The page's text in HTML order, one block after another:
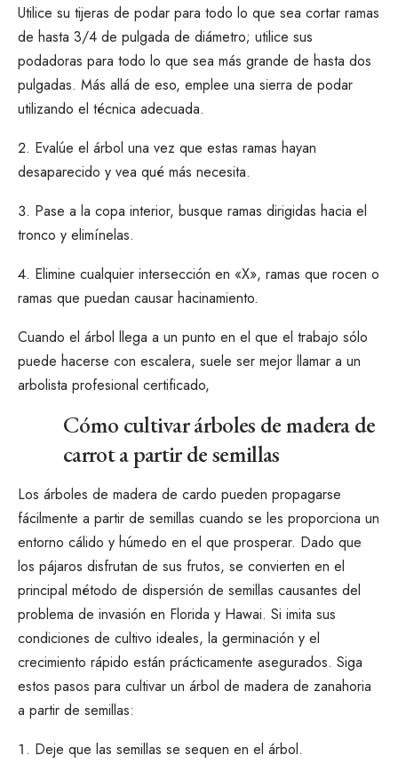
Utilice su tijeras de podar para todo lo que sea cortar ramas
de hasta 3/4 de pulgada de diámetro; utilice sus
podadoras para todo lo que sea más grande de hasta dos
pulgadas. Más allá de eso, emplee una sierra de podar
utilizando el técnica adecuada.
Evalúe el árbol una vez que estas ramas hayan
desaparecido y vea qué más necesita.
Pase a la copa interior, busque ramas dirigidas hacia el
tronco y elimínelas.
Elimine cualquier intersección en «X», ramas que rocen o
ramas que puedan causar hacinamiento.
Cuando el árbol llega a un punto en el que el trabajo sólo
puede hacerse con escalera, suele ser mejor llamar a un
arbolista profesional certificado,
Cómo cultivar árboles de madera de
carrot a partir de semillas
Los árboles de madera de cardo pueden propagarse
fácilmente a partir de semillas cuando se les proporciona un
entorno cálido y húmedo en el que prosperar. Dado que
los pájaros disfrutan de sus frutos, se convierten en el
principal método de dispersión de semillas causantes del
problema de invasión en Florida y Hawai. Si imita sus
condiciones de cultivo ideales, la germinación y el
crecimiento rápido están prácticamente asegurados. Siga
estos pasos para cultivar un árbol de madera de zanahoria
a partir de semillas:
Deje que las semillas se sequen en el árbol.